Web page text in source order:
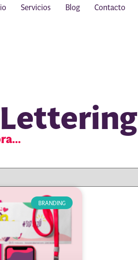
Servicios Blog Contacto
BRANDING